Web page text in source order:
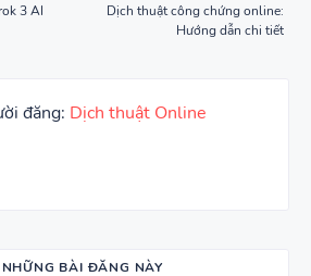
Dịch thuật công chứng online:
Hướng dẫn chi tiết
3 AI
đăng: Dịch thuật Online
BÀI ĐĂNG NÀY